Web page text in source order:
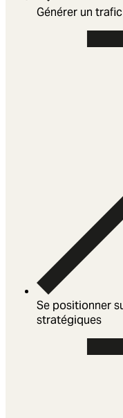
Générer un
Se positionner
stratégiques